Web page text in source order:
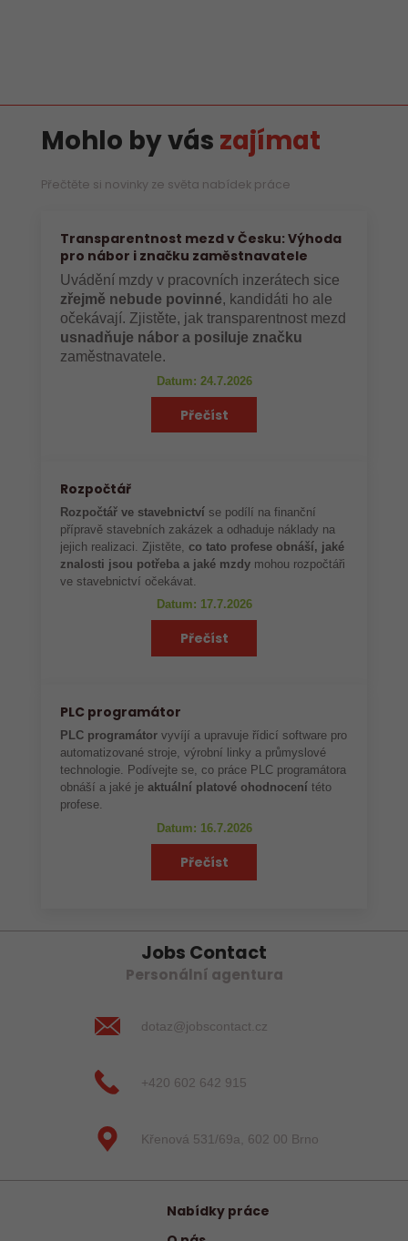
Mohlo by vás zajímat
Přečtěte si novinky ze světa nabídek práce
Transparentnost mezd v Česku: Výhoda
pro nábor i značku zaměstnavatele
Uvádění mzdy v pracovních inzerátech sice
zřejmě nebude povinné, kandidáti ho ale
očekávají. Zjistěte, jak transparentnost mezd
usnadňuje nábor a posiluje značku
zaměstnavatele.
Datum: 24.7.2026
Přečíst
Rozpočtář
Rozpočtář ve stavebnictví se podílí na finanční
přípravě stavebních zakázek a odhaduje náklady na
jejich realizaci. Zjistěte,co tato profese obnáší, jaké
znalosti jsou potřeba a jaké mzdy mohou rozpočtáři
ve stavebnictví očekávat.
Datum: 17.7.2026
Přečíst
PLC programátor
PLC programátor vyvíjí a upravuje řídicí software pro
automatizované stroje, výrobní linky a průmyslové
technologie. Podívejte se, co práce PLC programátora
obnáší a jaké je aktuální platové ohodnocení této
profese.
Datum: 16.7.2026
Přečíst
Jobs Contact
Personální agentura
dotaz@jobscontact.cz
+420 602 642 915
Křenová 531/69a, 602 00 Brno
Nabídky práce